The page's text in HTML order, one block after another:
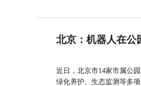
北京：机器人在公
近日，北京市14家市属公
绿化养护、生态监测等多